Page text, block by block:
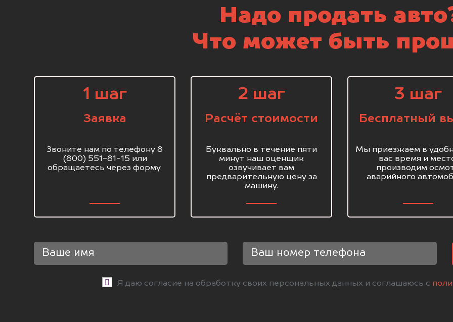
Надо продать
Что может быть
1 шаг
Заявка
Звоните нам по телефону 8
(800) 551-81-15 или
обращаетесь через форму.
2 шаг
Расчёт стоимости
Буквально в течение пяти
минут наш оценщик
озвучивает вам
предварительную цену за
машину.
3 шаг
Бесплатный
Мы приезжаем в
вас время и
производим
аварийного
Я даю согласие на обработку своих персональных данных и соглашаюсь с